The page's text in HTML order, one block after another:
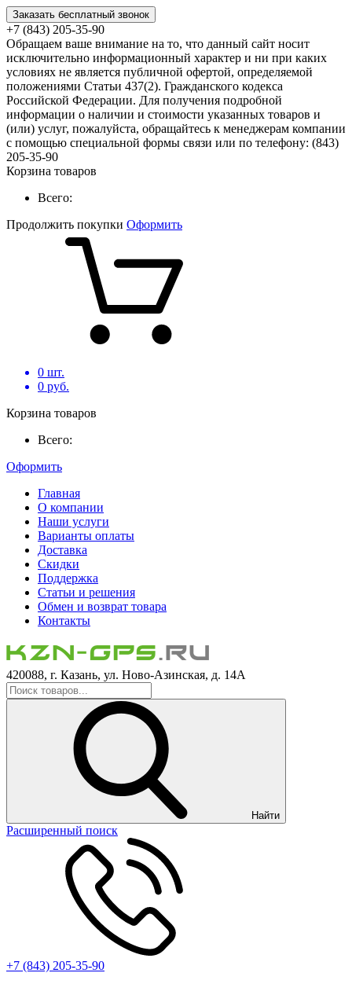
Заказать бесплатный звонок
+7 (843) 205-35-90
Обращаем ваше внимание на то, что данный сайт носит
исключительно информационный характер и ни при каких
условиях не является публичной офертой, определяемой
положениями Статьи 437(2). Гражданского кодекса
Российской Федерации. Для получения подробной
информации о наличии и стоимости указанных товаров и
(или) услуг, пожалуйста, обращайтесь к менеджерам компании
с помощью специальной формы связи или по телефону: (843)
205-35-90
Корзина товаров
Всего:
Продолжить покупки Оформить
0 шт.
0 руб.
Корзина товаров
Всего:
Оформить
Главная
О компании
Наши услуги
Варианты оплаты
Доставка
Скидки
Поддержка
Статьи и решения
Обмен и возврат товара
Контакты
420088, г. Казань, ул. Ново-Азинская, д. 14А
Найти
Расширенный поиск
+7 (843) 205-35-90